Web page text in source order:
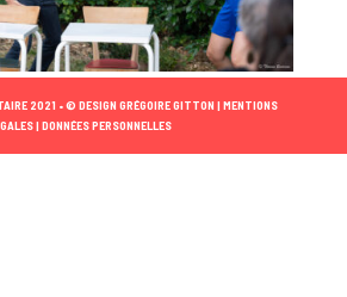
2021 •© DESIGN GRÉGOIRE GITTON | MENTIONS
| DONNÉES PERSONNELLES